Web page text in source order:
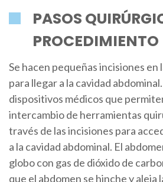
PASOS
PROCEDIMIENTO
Se hacen pequeñas incisiones en
para llegar a la cavidad
dispositivos médicos que
intercambio de herramientas
través de las incisiones para
a la cavidad abdominal. El
globo con gas de dióxido de
que el abdomen se hinche y aleja